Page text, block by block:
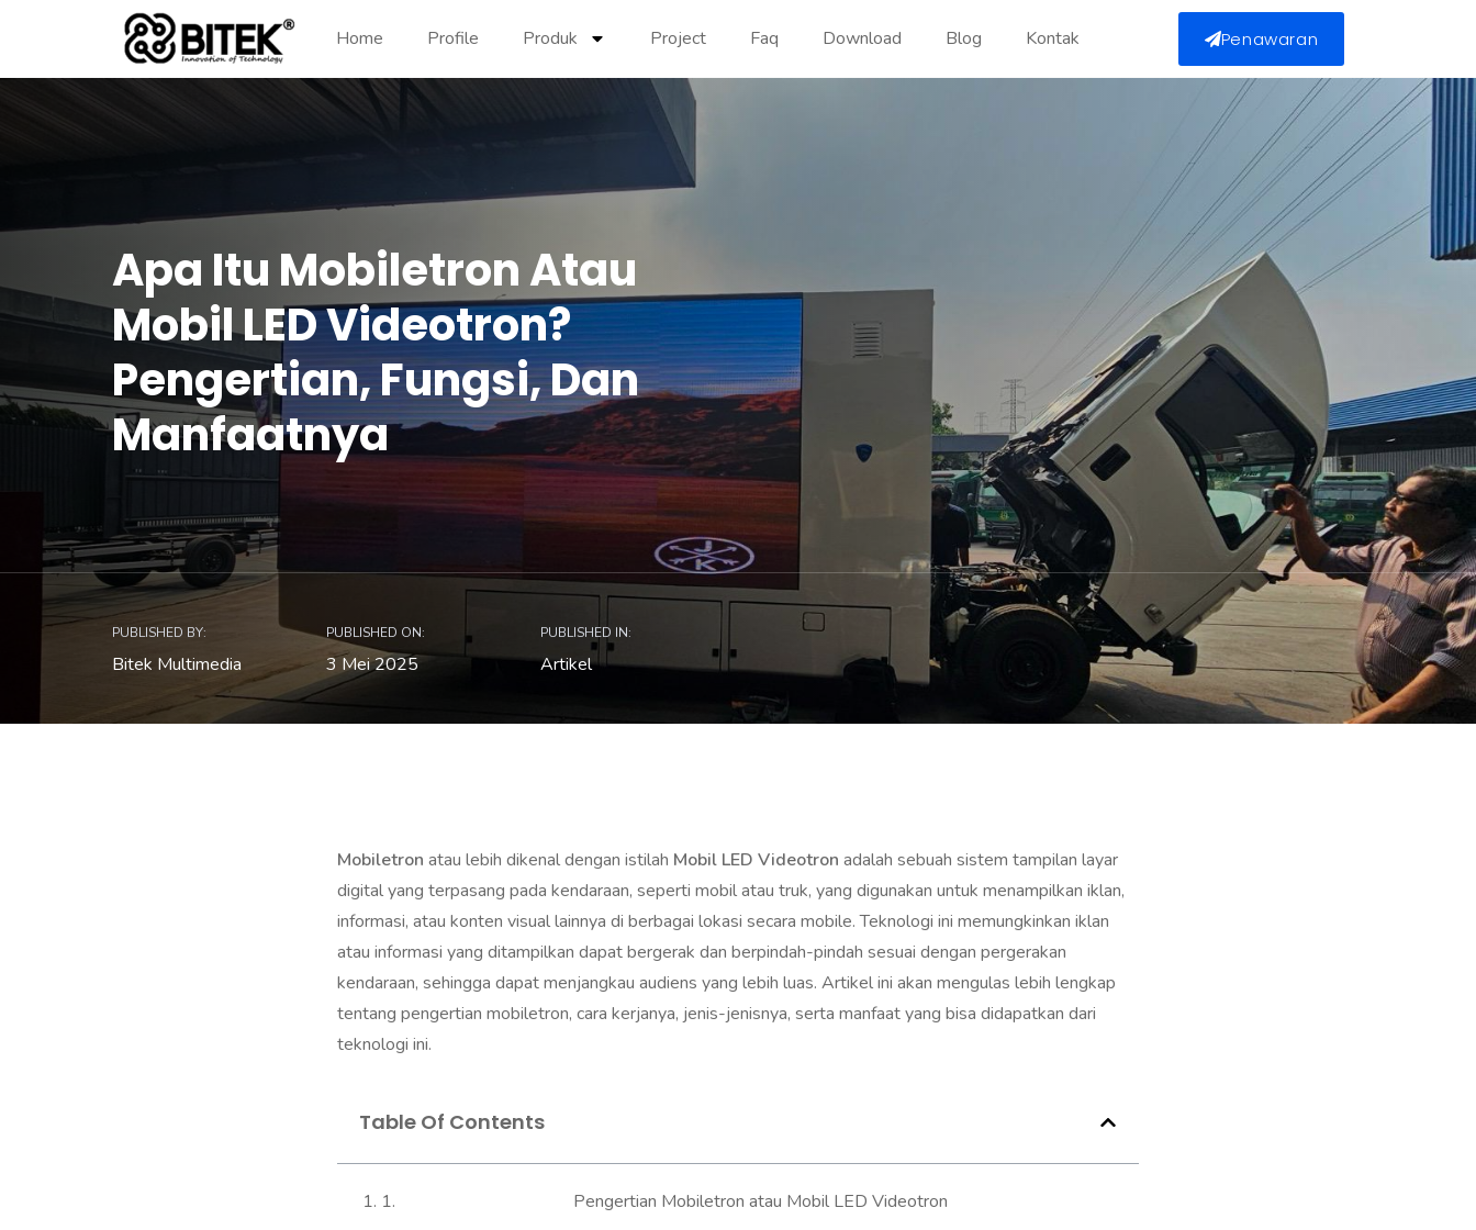
Home Profile Produk Project Faq Download Blog Kontak Penawaran
Apa Itu Mobiletron Atau
Mobil LED Videotron?
Pengertian, Fungsi, Dan
Manfaatnya
PUBLISHED BY:
Bitek Multimedia
PUBLISHED ON:
3 Mei 2025
PUBLISHED IN:
Artikel
Mobiletron atau lebih dikenal dengan istilah Mobil LED Videotron adalah sebuah sistem tampilan layar
digital yang terpasang pada kendaraan, seperti mobil atau truk, yang digunakan untuk menampilkan iklan,
informasi, atau konten visual lainnya di berbagai lokasi secara mobile. Teknologi ini memungkinkan iklan
atau informasi yang ditampilkan dapat bergerak dan berpindah-pindah sesuai dengan pergerakan
kendaraan, sehingga dapat menjangkau audiens yang lebih luas. Artikel ini akan mengulas lebih lengkap
tentang pengertian mobiletron, cara kerjanya, jenis-jenisnya, serta manfaat yang bisa didapatkan dari
teknologi ini.
Table Of Contents
Pengertian Mobiletron atau Mobil LED Videotron